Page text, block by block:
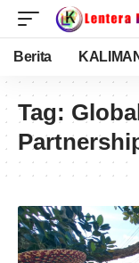
Berita
Tag: